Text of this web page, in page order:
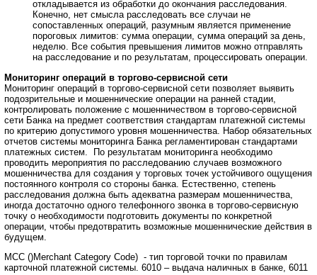
откладывается из обработки до окончания расследования.
Конечно, нет смысла расследовать все случаи не
сопоставленных операций, разумным является применение
пороговых лимитов: сумма операции, сумма операций за день,
неделю. Все события превышения лимитов можно отправлять
на расследование и по результатам, процессировать операции.
Мониторинг операций в торгово-сервисной сети
Мониторинг операций в торгово-сервисной сети позволяет выявить
подозрительные и мошеннические операции на ранней стадии,
контролировать положение с мошенничеством в торгово-сервисной
сети Банка на предмет соответствия стандартам платежной системы
по критерию допустимого уровня мошенничества. Набор обязательных
отчетов системы мониторинга Банка регламентирован стандартами
платежных систем. По результатам мониторинга необходимо
проводить мероприятия по расследованию случаев возможного
мошенничества для создания у торговых точек устойчивого ощущения
постоянного контроля со стороны банка. Естественно, степень
расследования должна быть адекватна размерам мошенничества,
иногда достаточно одного телефонного звонка в торгово-сервисную
точку о необходимости подготовить документы по конкретной
операции, чтобы предотвратить возможные мошеннические действия в
будущем.
MCC ()Merchant Category Code) - тип торговой точки по правилам
карточной платежной системы. 6010 – выдача наличных в банке, 6011